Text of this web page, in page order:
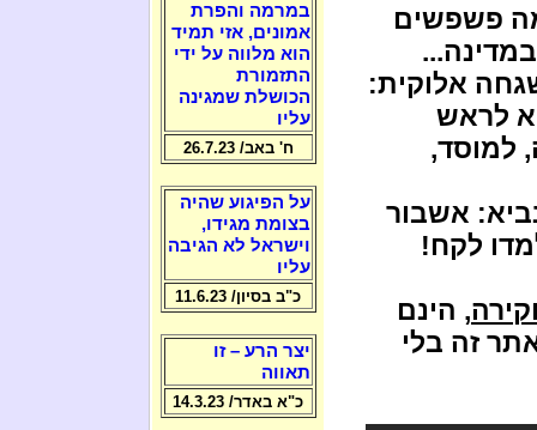
פשפשים
אלוקית:
לראש
למוסד,
אשבור
לקח!
, הינם
זה בלי
במרמה והפרת
אמונים, אזי תמיד
הוא מלווה על ידי
התזמורת
הכושלת שמגינה
עליו
ח' באב/ 26.7.23
על הפיגוע שהיה
בצומת מגידו,
וישראל לא הגיבה
עליו
כ"ב בסיון/ 11.6.23
יצר הרע – זו
תאווה
כ"א באדר/ 14.3.23